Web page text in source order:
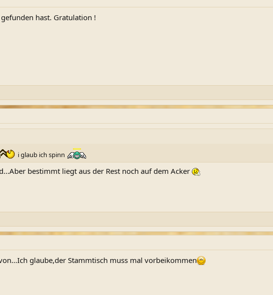
hast. Gratulation !
i glaub ich spinn
bestimmt liegt aus der Rest noch auf dem Acker
glaube,der Stammtisch muss mal vorbeikommen